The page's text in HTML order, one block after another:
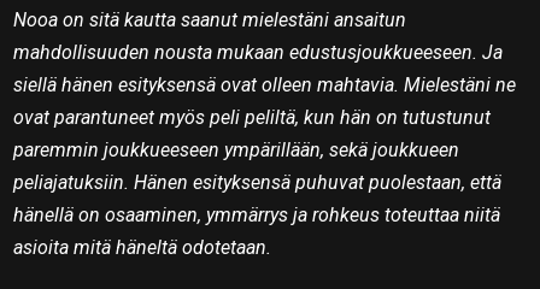
Nooa on sitä kautta saanut mielestäni ansaitun
mahdollisuuden nousta mukaan edustusjoukkueeseen. Ja
siellä hänen esityksensä ovat olleen mahtavia. Mielestäni ne
ovat parantuneet myös peli peliltä, kun hän on tutustunut
paremmin joukkueeseen ympärillään, sekä joukkueen
peliajatuksiin. Hänen esityksensä puhuvat puolestaan, että
hänellä on osaaminen, ymmärrys ja rohkeus toteuttaa niitä
asioita mitä häneltä odotetaan.